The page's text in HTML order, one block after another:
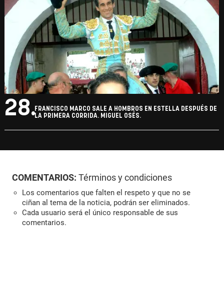
28.FRANCISCO MARCO SALE A HOMBROS EN ESTELLA DESPUÉS DE
LA PRIMERA CORRIDA. MIGUEL OSÉS.
COMENTARIOS: Términos y condiciones
Los comentarios que falten el respeto y que no se
ciñan al tema de la noticia, podrán ser eliminados.
Cada usuario será el único responsable de sus
comentarios.